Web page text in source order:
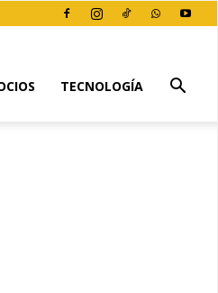
TECNOLOGÍA